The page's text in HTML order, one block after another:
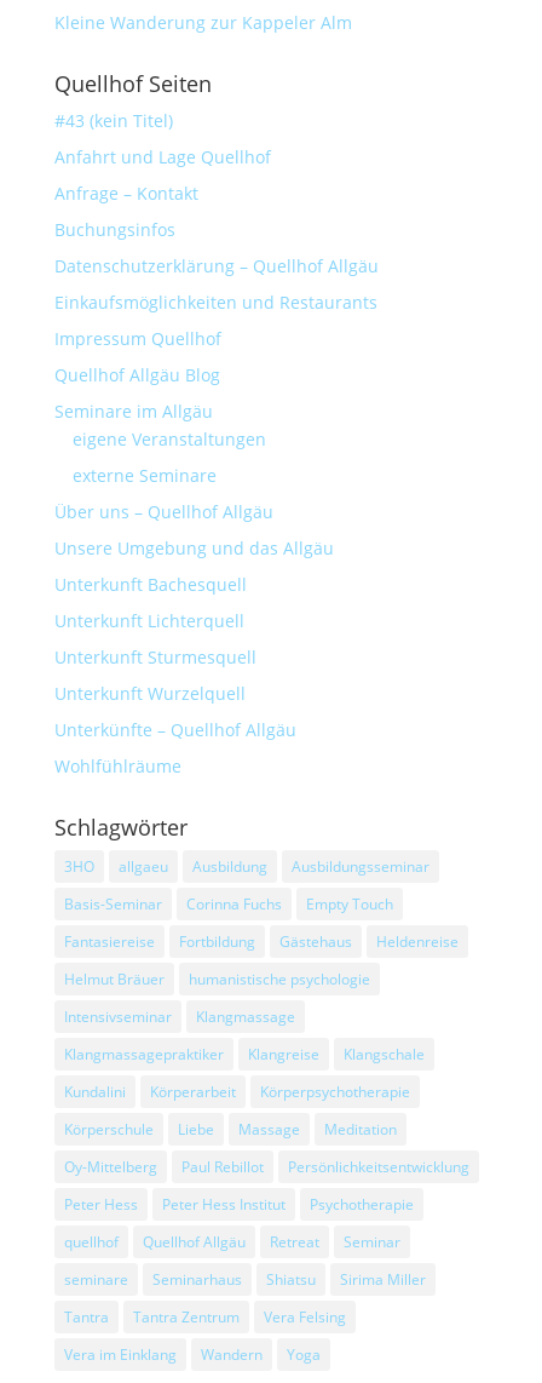
Kleine Wanderung zur Kappeler Alm
Quellhof Seiten
#43 (kein Titel)
Anfahrt und Lage Quellhof
Anfrage – Kontakt
Buchungsinfos
Datenschutzerklärung – Quellhof Allgäu
Einkaufsmöglichkeiten und Restaurants
Impressum Quellhof
Quellhof Allgäu Blog
Seminare im Allgäu
eigene Veranstaltungen
externe Seminare
Über uns – Quellhof Allgäu
Unsere Umgebung und das Allgäu
Unterkunft Bachesquell
Unterkunft Lichterquell
Unterkunft Sturmesquell
Unterkunft Wurzelquell
Unterkünfte – Quellhof Allgäu
Wohlfühlräume
Schlagwörter
3HO allgaeu Ausbildung
Ausbildungsseminar
Basis-Seminar
Corinna Fuchs
Empty Touch
Fantasiereise
Fortbildung Gästehaus
Heldenreise
Helmut Bräuer
humanistische psychologie
Intensivseminar
Klangmassage
Klangmassagepraktiker
Klangreise
Klangschale
Kundalini
Körperarbeit
Körperpsychotherapie
Körperschule
Liebe Massage
Meditation
Oy-Mittelberg
Paul Rebillot
Persönlichkeitsentwicklung
Peter Hess
Peter Hess Institut
Psychotherapie
quellhof
Quellhof Allgäu Retreat
Seminar
seminare
Seminarhaus Shiatsu
Sirima Miller
Tantra
Tantra Zentrum
Vera Felsing
Vera im Einklang
Wandern Yoga